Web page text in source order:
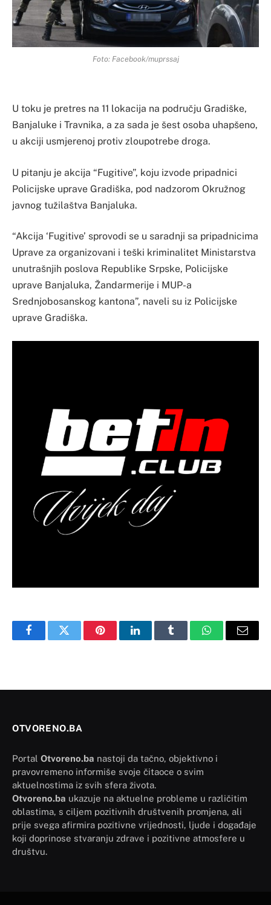
Foto: Facebook/muprssaj
U toku je pretres na 11 lokacija na području Gradiške,
Banjaluke i Travnika, a za sada je šest osoba uhapšeno,
u akciji usmjerenoj protiv zloupotrebe droga.
U pitanju je akcija “Fugitive”, koju izvode pripadnici
Policijske uprave Gradiška, pod nadzorom Okružnog
javnog tužilaštva Banjaluka.
“Akcija ‘Fugitive’ sprovodi se u saradnji sa pripadnicima
Uprave za organizovani i teški kriminalitet Ministarstva
unutrašnjih poslova Republike Srpske, Policijske
uprave Banjaluka, Žandarmerije i MUP-a
Srednjobosanskog kantona”, naveli su iz Policijske
uprave Gradiška.
FacebookTwitter PinterestLinkedInTumblr WhatsAppEmail
OTVORENO.BA
Portal Otvoreno.ba nastoji da tačno, objektivno i
pravovremeno informiše svoje čitaoce o svim
aktuelnostima iz svih sfera života.
Otvoreno.ba ukazuje na aktuelne probleme u različitim
oblastima, s ciljem pozitivnih društvenih promjena, ali
prije svega afirmira pozitivne vrijednosti, ljude i događaje
koji doprinose stvaranju zdrave i pozitivne atmosfere u
društvu.